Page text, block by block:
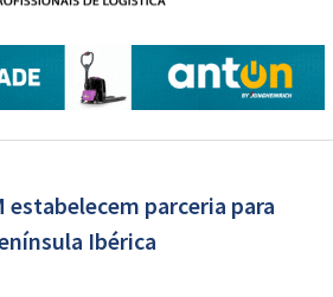
estabelecem parceria para
Ibérica